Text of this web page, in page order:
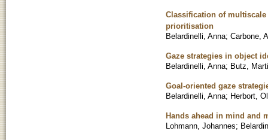
Classification of
prioritisation
Belardinelli, Anna; Carbone,
Gaze strategies in object
Belardinelli, Anna; Butz,
Goal-oriented gaze
Belardinelli, Anna; Herbort,
Hands ahead in mind and
Lohmann, Johannes;